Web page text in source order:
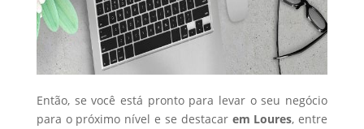
Então, se você está pronto para levar o seu negócio
para o próximo nível e se destacar em Loures, entre